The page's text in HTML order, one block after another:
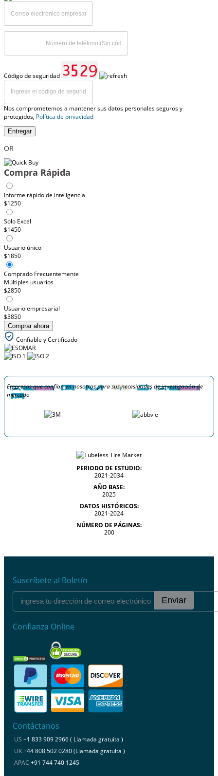
Código de seguridad
Nos comprometemos a mantener sus datos personales seguros y
protegidos, Política de privacidad
Entregar
OR
Compra Rápida
Informe rápido de inteligencia
$1250
Solo Excel
$1450
Usuario único
$1850
Comprado Frecuentemente
Múltiples usuarios
$2850
Usuario empresarial
$3850
Comprar ahora
Confiable y Certificado
Empresas que confían en nosotros para sus necesidades de investigación de
mercado
PERIODO DE ESTUDIO:
2021-2034
AÑO BASE:
2025
DATOS HISTÓRICOS:
2021-2024
NÚMERO DE PÁGINAS:
200
Suscríbete al Boletín
Enviar
Confianza Online
Contáctanos
US +1 833 909 2966 ( Llamada gratuita )
UK+44 808 502 0280 (Llamada gratuita )
APAC +91 744 740 1245